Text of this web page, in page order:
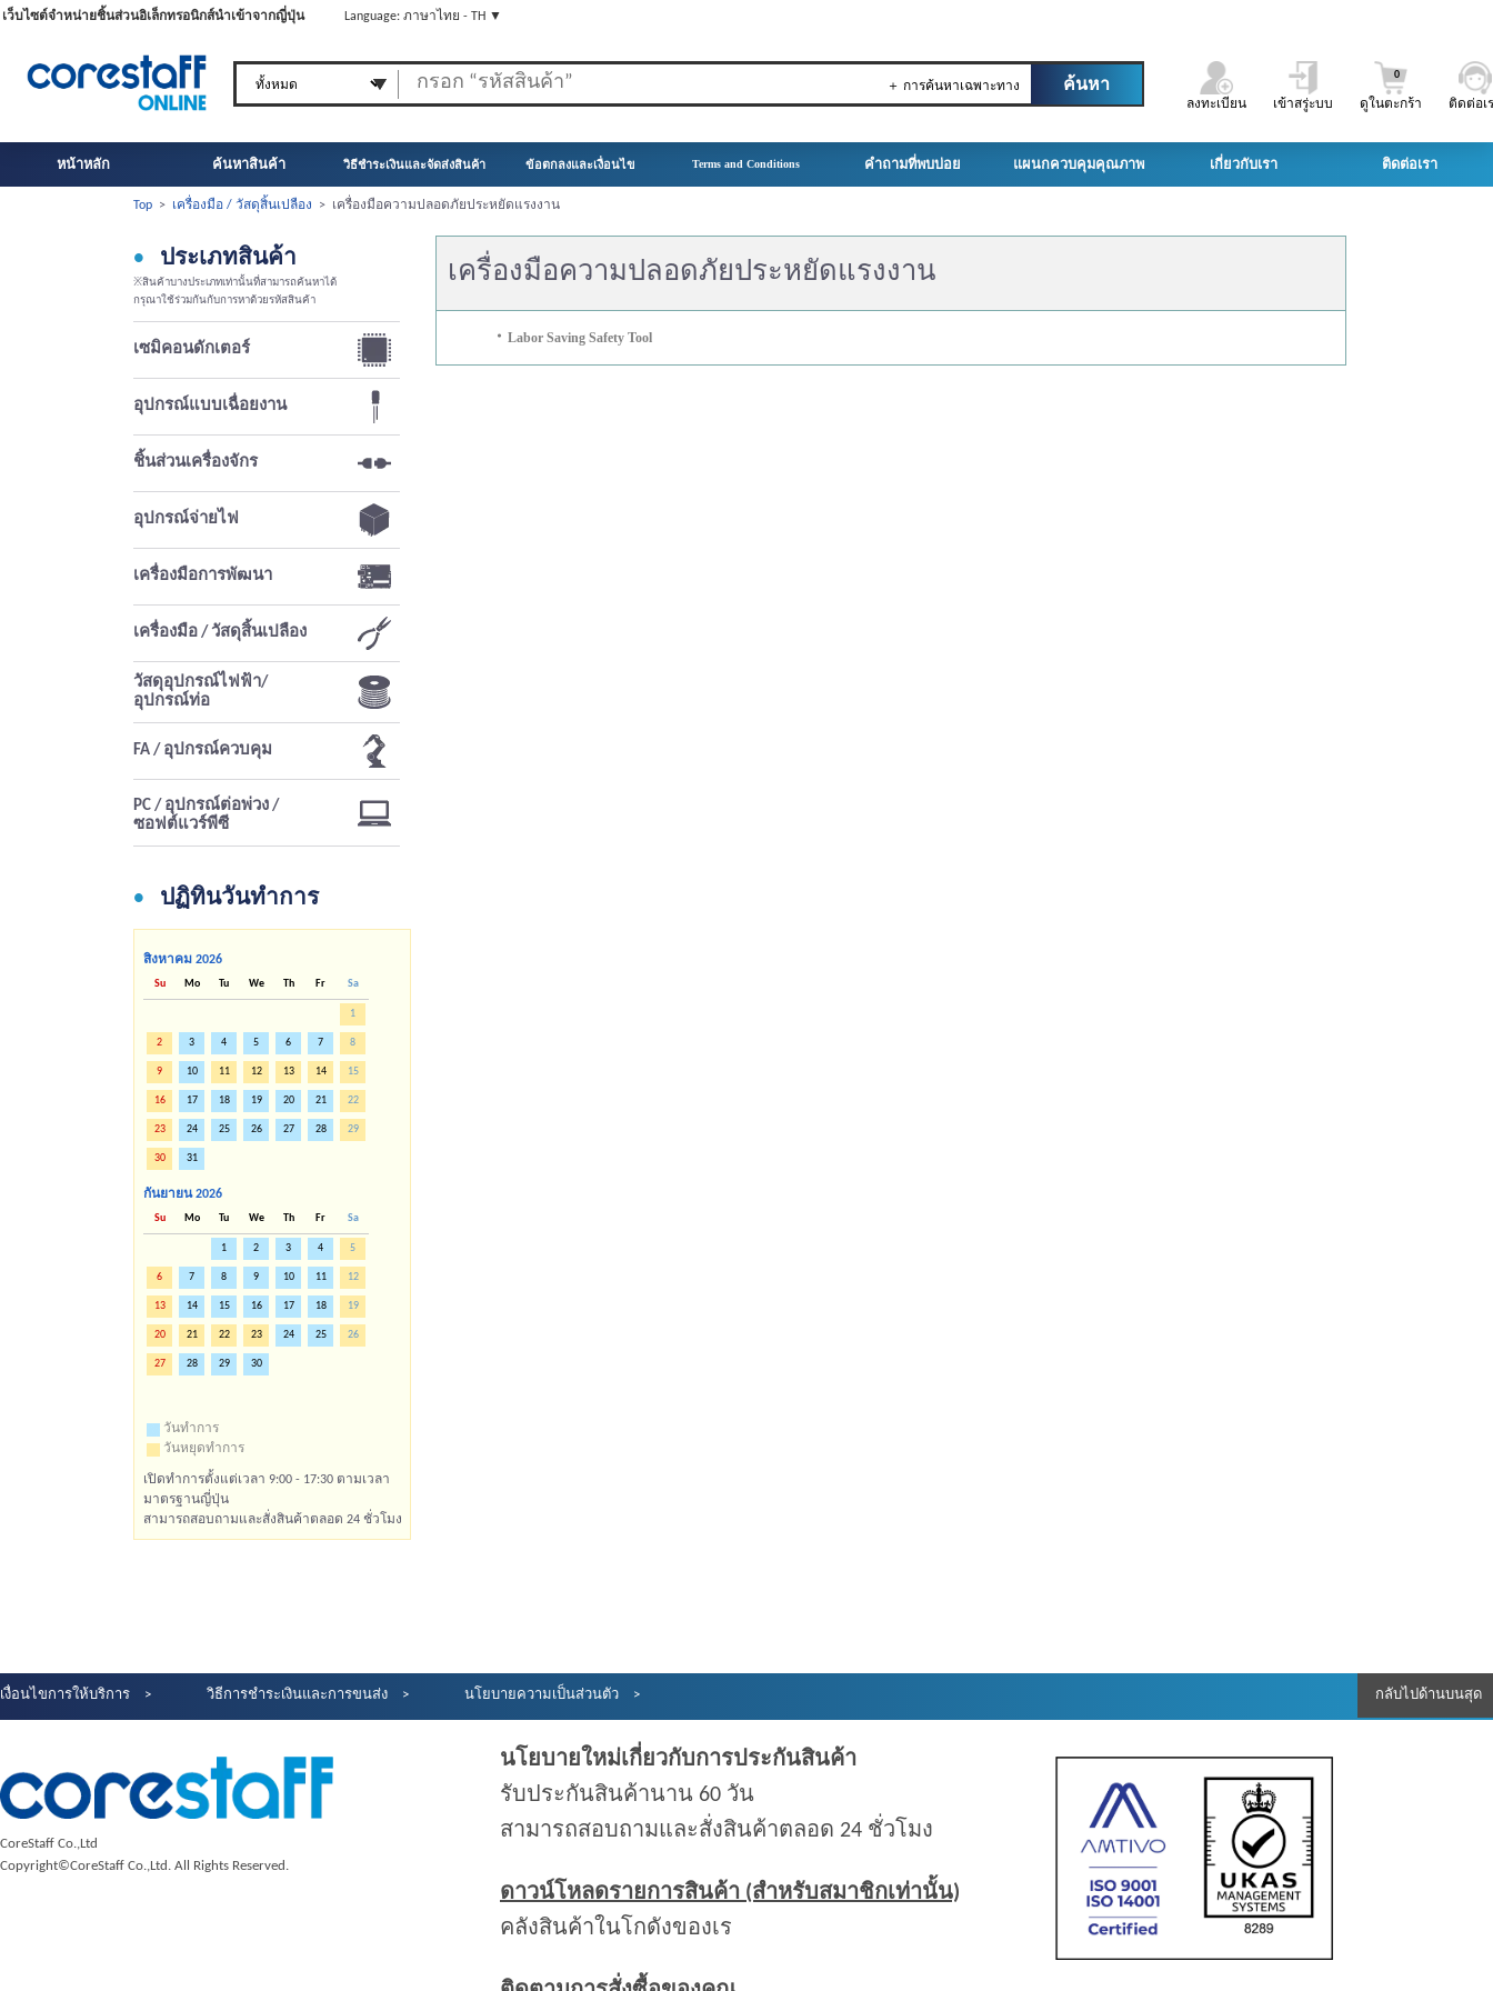
เว็บไซต์จำหน่ายชิ้นส่วนอิเล็กทรอนิกส์นำเข้าจากญี่ปุ่น Language: ภาษาไทย - TH ▼
＋ การค้นหาเฉพาะทาง
ลงทะเบียน เข้าสรู่ะบบ ดูในตะกร้า
0
ติดต่อเ
หน้าหลัก ค้นหาสินค้า วิธีชำระเงินและจัดส่งสินค้า ข้อตกลงและเงื่อนไข Terms and Conditions คำถามที่พบบ่อย แผนกควบคุมคุณภาพ เกี่ยวกับเรา ติดต่อเรา
Top > เครื่องมือ / วัสดุสิ้นเปลือง > เครื่องมือความปลอดภัยประหยัดแรงงาน
เครื่องมือความปลอดภัยประหยัดแรงงาน
・ Labor Saving Safety Tool
ประเภทสินค้า
※สินค้าบางประเภทเท่านั้นที่สามารถค้นหาได้
กรุณาใช้ร่วมกันกับการหาด้วยรหัสสินค้า
เซมิคอนดักเตอร์
อุปกรณ์แบบเฉื่อยงาน
ชิ้นส่วนเครื่องจักร
อุปกรณ์จ่ายไฟ
เครื่องมือการพัฒนา
เครื่องมือ / วัสดุสิ้นเปลือง
วัสดุอุปกรณ์ไฟฟ้า/
อุปกรณ์ท่อ
FA / อุปกรณ์ควบคุม
PC / อุปกรณ์ต่อพ่วง /
ซอฟต์แวร์พีซี
ปฏิทินวันทำการ
สิงหาคม 2026
Su Mo Tu We Th Fr Sa
1
2 3 4 5 6 7 8
9 10 11 12 13 14 15
16 17 18 19 20 21 22
23 24 25 26 27 28 29
30 31
กันยายน 2026
Su Mo Tu We Th Fr Sa
1 2 3 4 5
6 7 8 9 10 11 12
13 14 15 16 17 18 19
20 21 22 23 24 25 26
27 28 29 30
วันทำการ
วันหยุดทำการ
เปิดทำการตั้งแต่เวลา 9:00 - 17:30 ตามเวลา
มาตรฐานญี่ปุ่น
สามารถสอบถามและสั่งสินค้าตลอด 24 ชั่วโมง
เงื่อนไขการให้บริการ วิธีการชำระเงินและการขนส่ง นโยบายความเป็นส่วนตัว กลับไปด้านบนสุด
CoreStaff Co.,Ltd
Copyright©CoreStaff Co.,Ltd. All Rights Reserved.
นโยบายใหม่เกี่ยวกับการประกันสินค้า
รับประกันสินค้านาน 60 วัน
สามารถสอบถามและสั่งสินค้าตลอด 24 ชั่วโมง
ดาวน์โหลดรายการสินค้า (สำหรับสมาชิกเท่านั้น)
คลังสินค้าในโกดังของเร